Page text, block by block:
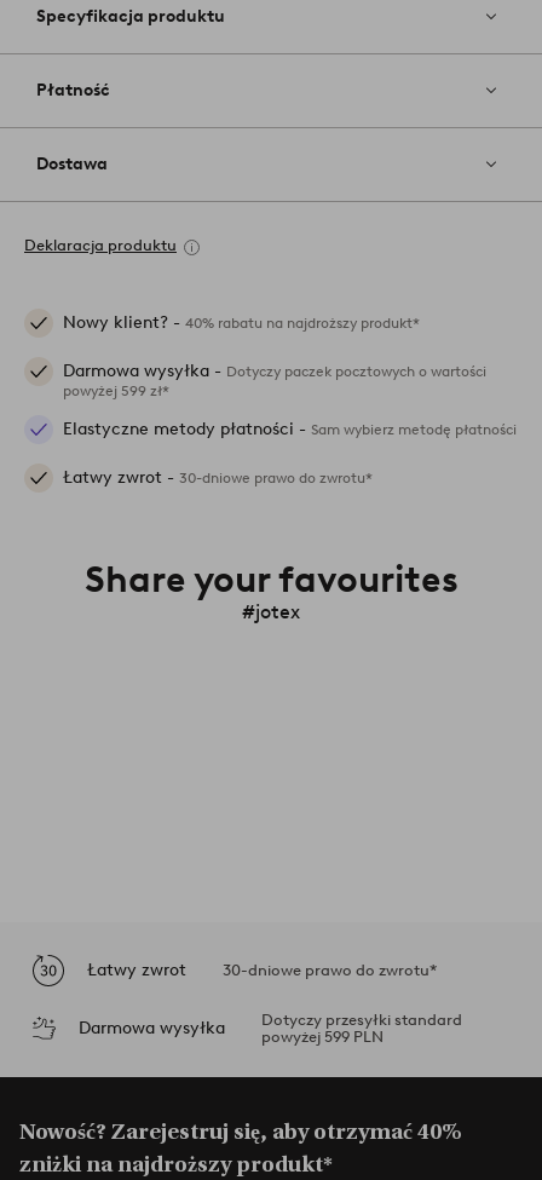
Specyfikacja produktu
Płatność
Dostawa
Deklaracja produktu
Nowy klient? - 40% rabatu na najdroższy produkt*
Darmowa wysyłka - Dotyczy paczek pocztowych o wartości
powyżej 599 zł*
Elastyczne metody płatności - Sam wybierz metodę płatności
Łatwy zwrot - 30-dniowe prawo do zwrotu*
Share your favourites
#jotex
Łatwy zwrot 30-dniowe prawo do zwrotu*
Darmowa wysyłka
Dotyczy przesyłki standard
powyżej 599 PLN
Nowość? Zarejestruj się, aby otrzymać 40%
zniżki na najdroższy produkt*